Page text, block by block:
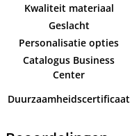
Kwaliteit materiaal
Geslacht
Personalisatie opties
Catalogus Business
Center
Duurzaamheidscertificaat